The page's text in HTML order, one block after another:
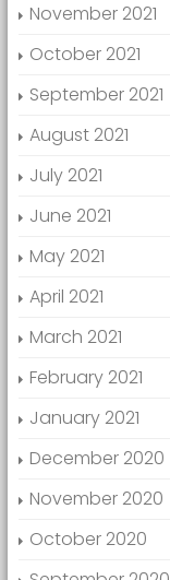
November 2021
October 2021
September 2021
August 2021
July 2021
June 2021
May 2021
April 2021
March 2021
February 2021
January 2021
December 2020
November 2020
October 2020